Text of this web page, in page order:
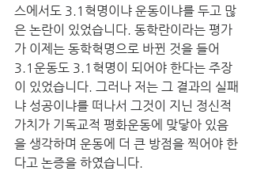
스에서도 3.1혁명이냐 운동이냐를 두고 많
은 논란이 있었습니다. 동학란이라는 평가
가 이제는 동학혁명으로 바뀐 것을 들어
3.1운동도 3.1혁명이 되어야 한다는 주장
이 있었습니다. 그러나 저는 그 결과의 실패
냐 성공이냐를 떠나서 그것이 지닌 정신적
가치가 기독교적 평화운동에 맞닿아 있음
을 생각하며 운동에 더 큰 방점을 찍어야 한
다고 논증을 하였습니다.